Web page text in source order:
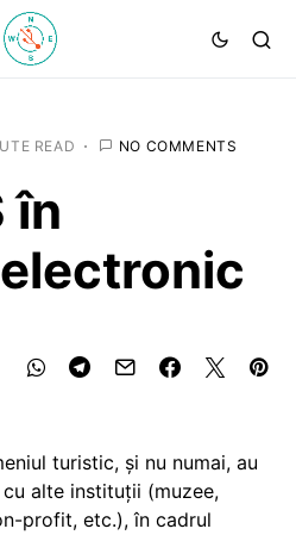
READ NO COMMENTS
în
turistic, şi nu numai, au
alte instituţii (muzee,
profit, etc.), în cadrul